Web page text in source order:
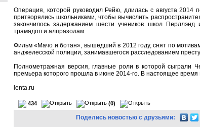
Операция, которой руководил Рейю, длилась с августа
притворялись школьниками, чтобы вычислить
закончилось задержанием шести учеников школ
трамадол и алпразолам.
Фильм «Мачо и ботан», вышедший в 2012 году, снят по
анджелесской полиции, занимавшегося расследованием
Полнометражная версия, главные роли в которой сыграли
премьера которого прошла в июне 2014-го. В настоящее
lenta.ru
434 (0)
Поделись новостью с друзьями: